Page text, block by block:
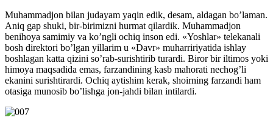
Muhammadjon bilan judayam yaqin edik, desam, aldagan bo’laman.
Aniq gap shuki, bir-birimizni hurmat qilardik. Muhammadjon
benihoya samimiy va ko’ngli ochiq inson edi. «Yoshlar» telekanali
bosh direktori bo’lgan yillarim u «Davr» muharririyatida ishlay
boshlagan katta qizini so’rab-surishtirib turardi. Biror bir iltimos yoki
himoya maqsadida emas, farzandining kasb mahorati nechog’li
ekanini surishtirardi. Ochiq aytishim kerak, shoirning farzandi ham
otasiga munosib bo’lishga jon-jahdi bilan intilardi.